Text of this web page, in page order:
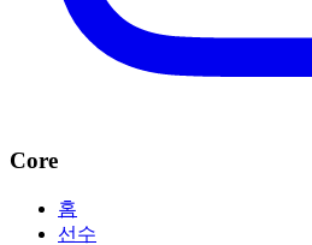
Core
홈
선수